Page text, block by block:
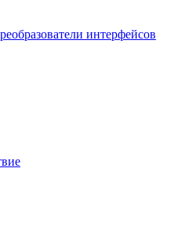
интерфейсов